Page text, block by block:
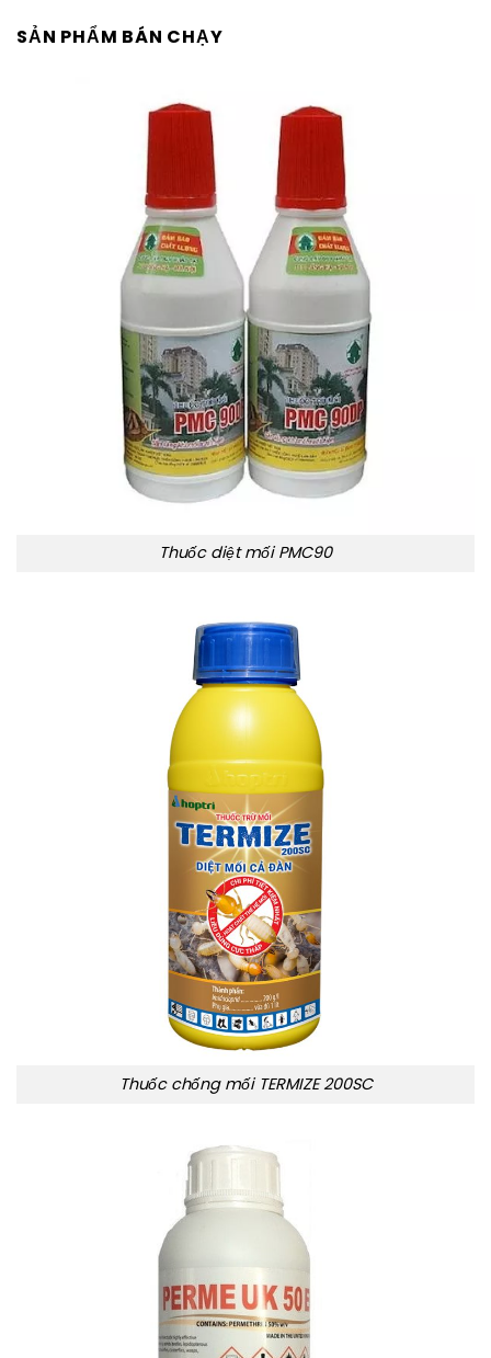
SẢN PHẨM BÁN CHẠY
Thuốc diệt mối PMC90
Thuốc chống mối TERMIZE 200SC